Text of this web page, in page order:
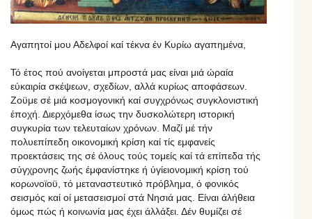
Αγαπητοί μου Αδελφοί καί τέκνα έν Κυρίω αγαπημένα,
Τό έτος πού ανοίγεται μπροστά μας είναι μιά ώραία
εύκαιρία σκέψεων, σχεδίων, αλλά κυρίως αποφάσεων.
Ζοϋμε σέ μιά κοσμογονική καί συγχρόνως συγκλονιστική
έποχή. Διερχόμεθα ίσως την δυσκολώτερη ιστορική
συγκυρία των τελευταίων χρόνων. Μαζί μέ τήν
πολυεπίπεδη οικονομική κρίση καί τίς εμφανείς
προεκτάσεις της σέ όλους τούς τομείς καί τά επίπεδα τής
σύγχρονης ζωής έμφανίστηκε ή ύγίειονομική κρίση τού
κορωνοϊοϋ, τό μεταναστευτικό πρόβλημα, ό φονικός
σεισμός καί οί μετασεισμοί στά Νησιά μας. Είναι άλήθεια
όμως πώς ή κοινωνία μας έχει άλλάξει. Δέν θυμίζει σέ